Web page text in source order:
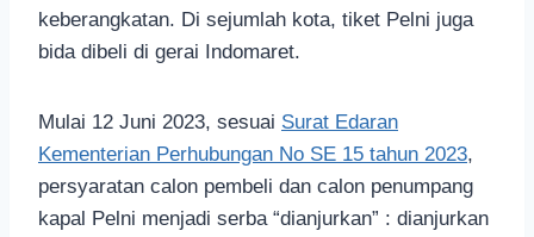
keberangkatan. Di sejumlah kota, tiket Pelni juga
bida dibeli di gerai Indomaret.
Mulai 12 Juni 2023, sesuai Surat Edaran
Kementerian Perhubungan No SE 15 tahun 2023,
persyaratan calon pembeli dan calon penumpang
kapal Pelni menjadi serba “dianjurkan” : dianjurkan